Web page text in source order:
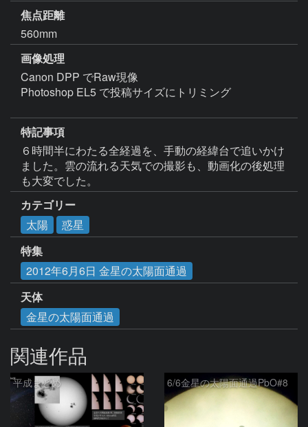
焦点距離
560mm
画像処理
Canon DPP でRaw現像
Photoshop EL5 で投稿サイズにトリミング
特記事項
６時間半にわたる全経過を、手動の経緯台で追いかけ
ました。雲の流れる天気での撮影も、動画化の後処理
も大変でした。
カテゴリー
太陽
惑星
特集
2012年6月6日 金星の太陽面通過
天体
金星の太陽面通過
関連作品
平成まとめ 6/6金星の太陽面通過PbO#8